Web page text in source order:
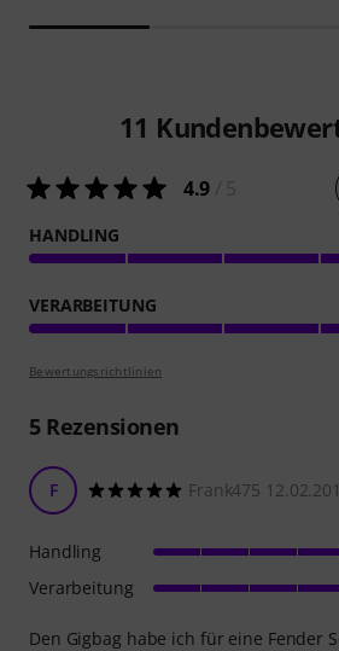
11
4.9
HANDLING
VERARBEITUNG
Bewertungsrichtlinien
5Rezensionen
F Frank475
Den Gigbag habe ich für eine Fender
Handling
Verarbeitung